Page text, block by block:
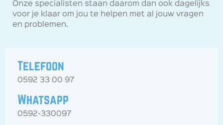
Onze specialisten staan daarom dan ook dagelijks
voor je klaar om jou te helpen met al jouw vragen
en problemen.
Telefoon
0592 33 00 97
Whatsapp
0592-330097